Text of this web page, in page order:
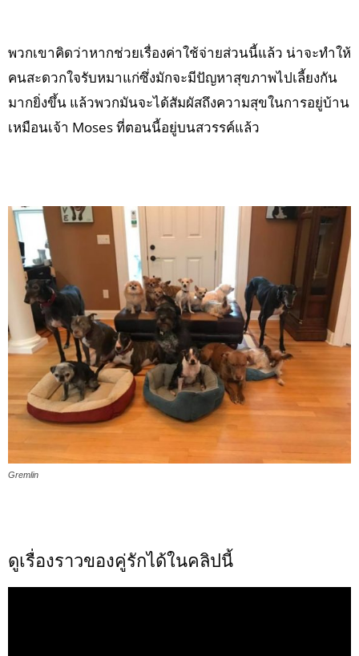
พวกเขาคิดว่าหากช่วยเรื่องค่าใช้จ่ายส่วนนี้แล้ว น่าจะทำให้
คนสะดวกใจรับหมาแก่ซึ่งมักจะมีปัญหาสุขภาพไปเลี้ยงกัน
มากยิ่งขึ้น แล้วพวกมันจะได้สัมผัสถึงความสุขในการอยู่บ้าน
เหมือนเจ้า Moses ที่ตอนนี้อยู่บนสวรรค์แล้ว
Gremlin
ดูเรื่องราวของคู่รักได้ในคลิปนี้